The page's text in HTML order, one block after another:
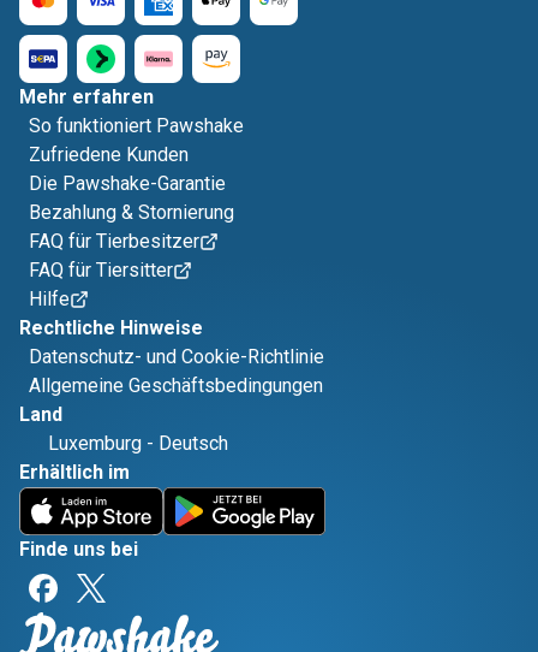
Mehr erfahren
So funktioniert Pawshake
Zufriedene Kunden
Die Pawshake-Garantie
Bezahlung & Stornierung
FAQ für Tierbesitzer
FAQ für Tiersitter
Hilfe
Rechtliche Hinweise
Datenschutz- und Cookie-Richtlinie
Allgemeine Geschäftsbedingungen
Land
Luxemburg - Deutsch
Erhältlich im
Finde uns bei